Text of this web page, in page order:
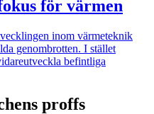
för värmen
inom värmeteknik
genombrotten. I stället
befintliga
proffs